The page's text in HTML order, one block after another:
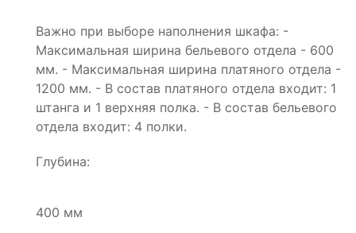
Важно при выборе наполнения шкафа: -
Максимальная ширина бельевого отдела - 600
мм. - Максимальная ширина платяного отдела -
1200 мм. - В состав платяного отдела входит: 1
штанга и 1 верхняя полка. - В состав бельевого
отдела входит: 4 полки.
Глубина:
400 мм